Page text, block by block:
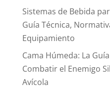
Sistemas de Bebida
Guía Técnica,
Equipamiento
Cama Húmeda: La
Combatir el Enemigo
Avícola